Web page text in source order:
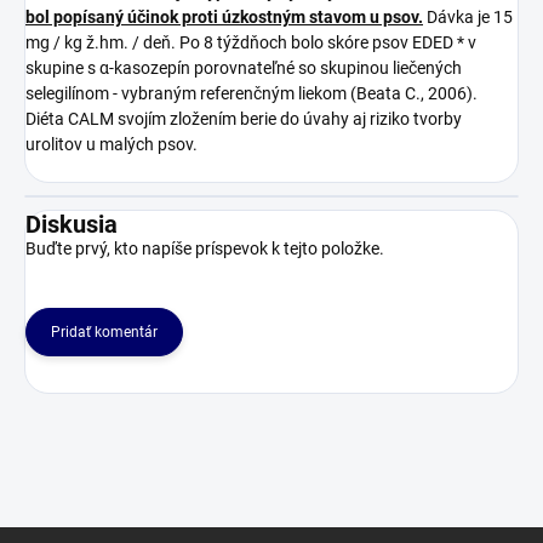
bol popísaný účinok proti úzkostným stavom u psov. Dávka je 15
mg / kg ž.hm. / deň. Po 8 týždňoch bolo skóre psov EDED * v
skupine s α-kasozepín porovnateľné so skupinou liečených
selegilínom - vybraným referenčným liekom (Beata C., 2006).
Diéta CALM svojím zložením berie do úvahy aj riziko tvorby
urolitov u malých psov.
Diskusia
Buďte prvý, kto napíše príspevok k tejto položke.
Pridať komentár